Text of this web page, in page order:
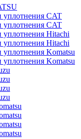
уплотнения CAT
уплотнения CAT
Hitachi
Hitachi
Komatsu
Komatsu